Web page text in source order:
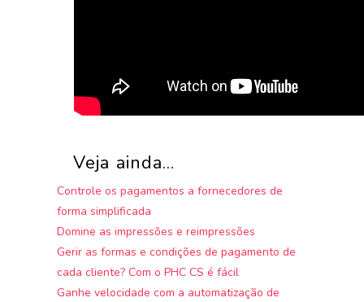
Veja ainda...
Controle os pagamentos a fornecedores de
forma simplificada
Domine as impressões e reimpressões
Gerir as formas e condições de pagamento de
cada cliente? Com o PHC CS é fácil
Ganhe velocidade com a automatização de